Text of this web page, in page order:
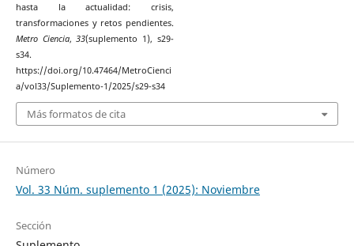
hasta la actualidad: crisis,
transformaciones y retos pendientes.
Metro Ciencia,33(suplemento 1), s29-
s34.
https://doi.org/10.47464/MetroCienci
a/vol33/Suplemento-1/2025/s29-s34
Más formatos de cita
Número
Vol. 33 Núm. suplemento 1 (2025): Noviembre
Sección